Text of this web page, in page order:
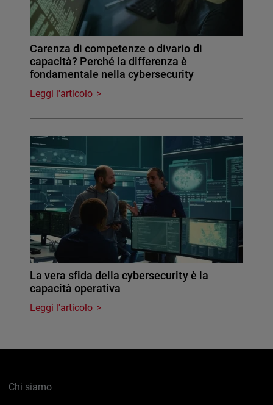
Carenza di competenze o divario di
capacità? Perché la differenza è
fondamentale nella cybersecurity
Leggi l'articolo
La vera sfida della cybersecurity è la
capacità operativa
Leggi l'articolo
Chi siamo